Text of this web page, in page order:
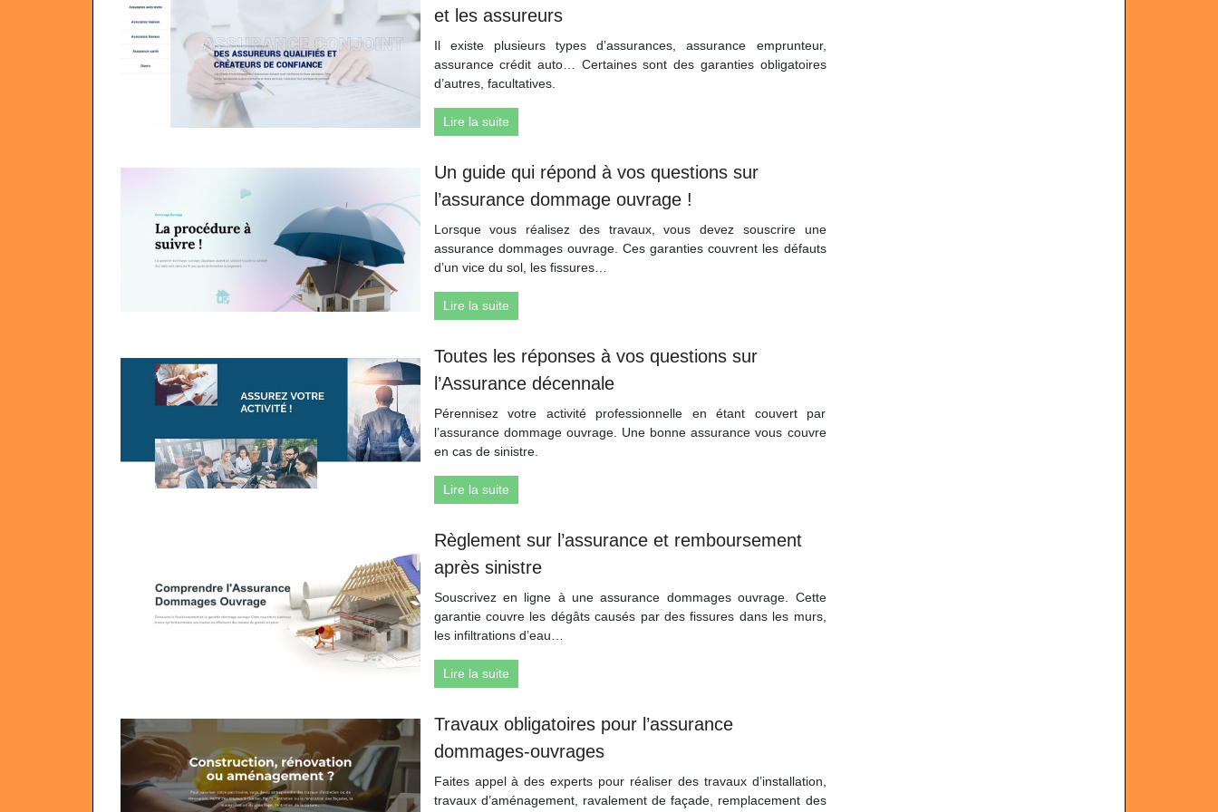
et les assureurs
Il existe plusieurs types d’assurances, assurance emprunteur,
assurance crédit auto… Certaines sont des garanties obligatoires
d’autres, facultatives.
Lire la suite
Un guide qui répond à vos questions sur
l’assurance dommage ouvrage !
Lorsque vous réalisez des travaux, vous devez souscrire une
assurance dommages ouvrage. Ces garanties couvrent les défauts
d’un vice du sol, les fissures…
Lire la suite
Toutes les réponses à vos questions sur
l’Assurance décennale
Pérennisez votre activité professionnelle en étant couvert par
l’assurance dommage ouvrage. Une bonne assurance vous couvre
en cas de sinistre.
Lire la suite
Règlement sur l’assurance et remboursement
après sinistre
Souscrivez en ligne à une assurance dommages ouvrage. Cette
garantie couvre les dégâts causés par des fissures dans les murs,
les infiltrations d’eau…
Lire la suite
Travaux obligatoires pour l’assurance
dommages-ouvrages
Faites appel à des experts pour réaliser des travaux d’installation,
travaux d’aménagement, ravalement de façade, remplacement des